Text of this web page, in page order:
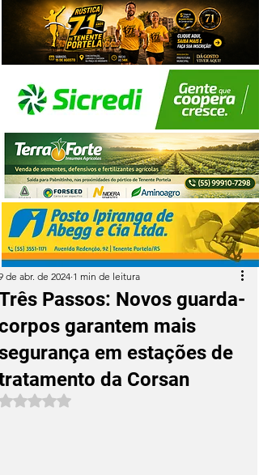
Passos: Novos guarda-
garantem mais
em estações de
da Corsan
de abr. de 2024 1 min de leitura
Avaliado com NaN de 5 estrelas.